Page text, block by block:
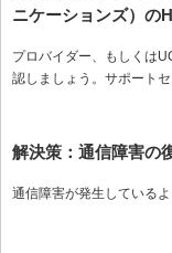
ニケーションズ）の
プロバイダー、もしくは
認しましょう。サポート
解決策：通信障害の
通信障害が発生している